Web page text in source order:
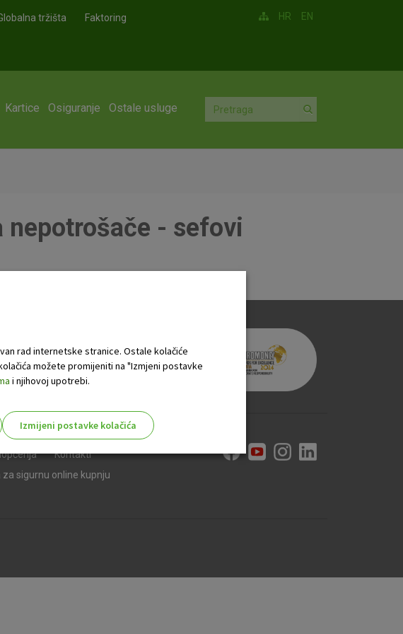
tržišta Faktoring HR EN
Kartice Osiguranje Ostale usluge
nepotrošače - sefovi
Kontakti
sigurnu online kupnju
rad internetske stranice. Ostale kolačiće
možete promijeniti na "Izmjeni postavke
i njihovoj upotrebi.
Izmijeni postavke kolačića